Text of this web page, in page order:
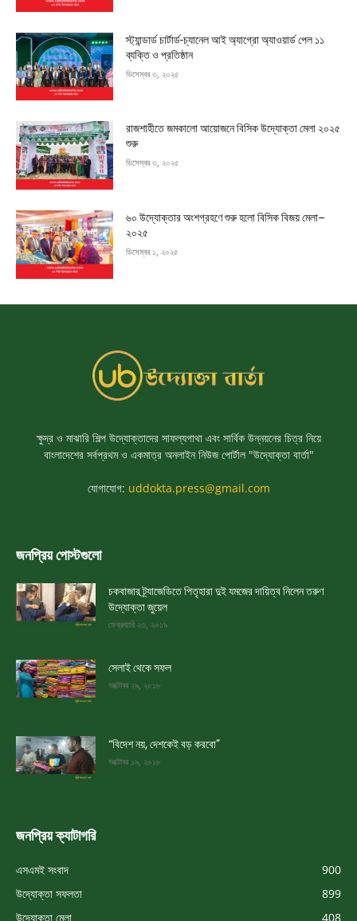
স্ট্যান্ডার্ড চার্টার্ড-চ্যানেল আই অ্যাগ্রো অ্যাওয়ার্ড পেল ১১
ব্যক্তি ও প্রতিষ্ঠান
ডিসেম্বর ৩, ২০২৫
রাজশাহীতে জমকালো আয়োজনে বিসিক উদ্যোক্তা মেলা ২০২৫
শুরু
ডিসেম্বর ৩, ২০২৫
৬০ উদ্যোক্তার অংশগ্রহণে শুরু হলো বিসিক বিজয় মেলা–
২০২৫
ডিসেম্বর ১, ২০২৫
ক্ষুদ্র ও মাঝারি শিল্প উদ্যোক্তাদের সাফল্যগাথা এবং সার্বিক উন্নয়নের চিত্র নিয়ে
বাংলাদেশের সর্বপ্রথম ও একমাত্র অনলাইন নিউজ পোর্টাল "উদ্যোক্তা বার্তা"
যোগাযোগ: uddokta.press@gmail.com
জনপ্রিয় পোস্টগুলো
চকবাজার ট্র্যাজেডিতে পিতৃহারা দুই যমজের দায়িত্ব নিলেন তরুণ
উদ্যোক্তা জুয়েল
ফেব্রুয়ারি ২৩, ২০১৯
সেলাই থেকে সফল
অক্টোবর ২৯, ২০১৮
“বিদেশ নয়, দেশকেই বড় করবো”
অক্টোবর ১৯, ২০১৮
জনপ্রিয় ক্যাটাগরি
এসএমই সংবাদ
900
উদ্যোক্তা সফলতা
899
উদ্যোক্তা মেলা
408